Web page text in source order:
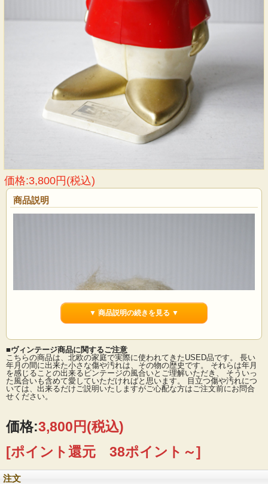
価格:3,800円(税込)
商品説明
▼ 商品説明の続きを見る ▼
■ヴィンテージ商品に関するご注意
こちらの商品は、北欧の家庭で実際に使われてきたUSED品です。 長い
年月の間に出来た小さな傷や汚れは、その物の歴史です。 それらは年月
を感じることの出来るビンテージの風合いとご理解いただき、 そういっ
た風合いも含めて愛していただければと思います。 目立つ傷や汚れにつ
いては、出来るだけご説明いたしますがご心配な方はご注文前にお問合
せください。
価格:3,800円(税込)
[ポイント還元 38ポイント～]
注文